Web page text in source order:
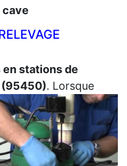
cave
stations de
(95450). Lorsque